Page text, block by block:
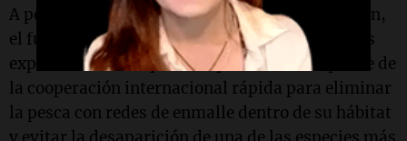
A pesar de los años de esfuerzos de conservación,
el futuro de la vaquita sigue siendo incierto. Los
expertos afirman que su supervivencia depende de
la cooperación internacional rápida para eliminar
la pesca con redes de enmalle dentro de su hábitat